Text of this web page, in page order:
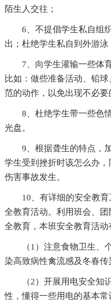
陌生人交往；
6、不提倡学生私自组
出；杜绝学生私自到外游泳
7、向学生灌输一些体
比如：做些准备活动、铅
范的动作，以免出现不必要
8、杜绝学生带一些色
光盘。
9、根据聋生的特点，
学生受到挫折时该怎么办，
伤害事故发生。
10、有详细的安全教
全教育活动。利用班会、
全教育，本班安全教育活动
（1）注意食物卫生、
染高致病性禽流感及冬春传
（2）开展用电安全知
性，懂得一些用电的基本常